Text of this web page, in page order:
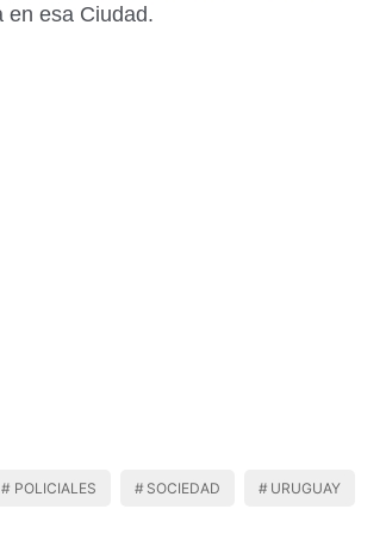
en esa Ciudad.
POLICIALES SOCIEDAD URUGUAY